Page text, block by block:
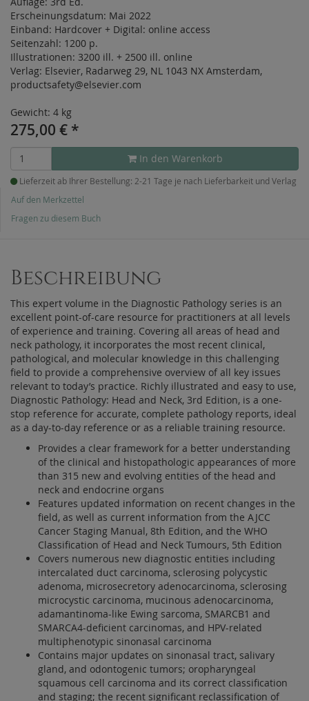
Erscheinungsdatum: Mai 2022
Einband: Hardcover + Digital: online access
Seitenzahl: 1200 p.
Illustrationen: 3200 ill. + 2500 ill. online
Verlag: Elsevier, Radarweg 29, NL 1043 NX Amsterdam,
productsafety@elsevier.com
Gewicht: 4 kg
275,00 € *
In den Warenkorb
Lieferzeit ab Ihrer Bestellung: 2-21 Tage je nach Lieferbarkeit und Verlag
Auf den Merkzettel
Fragen zu diesem Buch
Beschreibung
This expert volume in the Diagnostic Pathology series is an
excellent point-of-care resource for practitioners at all levels
of experience and training. Covering all areas of head and
neck pathology, it incorporates the most recent clinical,
pathological, and molecular knowledge in this challenging
field to provide a comprehensive overview of all key issues
relevant to today’s practice. Richly illustrated and easy to use,
Diagnostic Pathology: Head and Neck, 3rd Edition, is a one-
stop reference for accurate, complete pathology reports, ideal
as a day-to-day reference or as a reliable training resource.
Provides a clear framework for a better understanding
of the clinical and histopathologic appearances of more
than 315 new and evolving entities of the head and
neck and endocrine organs
Features updated information on recent changes in the
field, as well as current information from the AJCC
Cancer Staging Manual, 8th Edition, and the WHO
Classification of Head and Neck Tumours, 5th Edition
Covers numerous new diagnostic entities including
intercalated duct carcinoma, sclerosing polycystic
adenoma, microsecretory adenocarcinoma, sclerosing
microcystic carcinoma, mucinous adenocarcinoma,
adamantinoma-like Ewing sarcoma, SMARCB1 and
SMARCA4-deficient carcinomas, and HPV-related
multiphenotypic sinonasal carcinoma
Contains major updates on sinonasal tract, salivary
gland, and odontogenic tumors; oropharyngeal
squamous cell carcinoma and its correct classification
and staging; the recent significant reclassification of